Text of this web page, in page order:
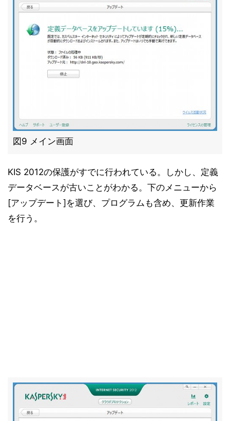
図9 メイン画面
KIS 2012の保護がすでに行われている。しかし、定義
データベースが古いことがわかる。下のメニューから
[アップデート]を選び、プログラムも含め、更新作業
を行う。